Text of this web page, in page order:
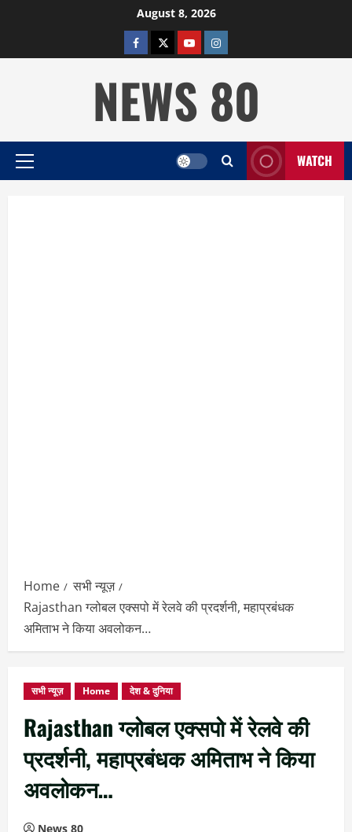
August 8, 2026
facebooktwitterYOUTUBE
instagram
NEWS 80
Primary
WATCH
Home
सभी न्यूज़
Rajasthan ग्लोबल एक्सपो में रेलवे की प्रदर्शनी, महाप्रबंधक
अमिताभ ने किया अवलोकन…
सभी न्यूज़ Home देश & दुनिया
Rajasthan ग्लोबल एक्सपो में रेलवे की
प्रदर्शनी, महाप्रबंधक अमिताभ ने किया
अवलोकन…
News 80